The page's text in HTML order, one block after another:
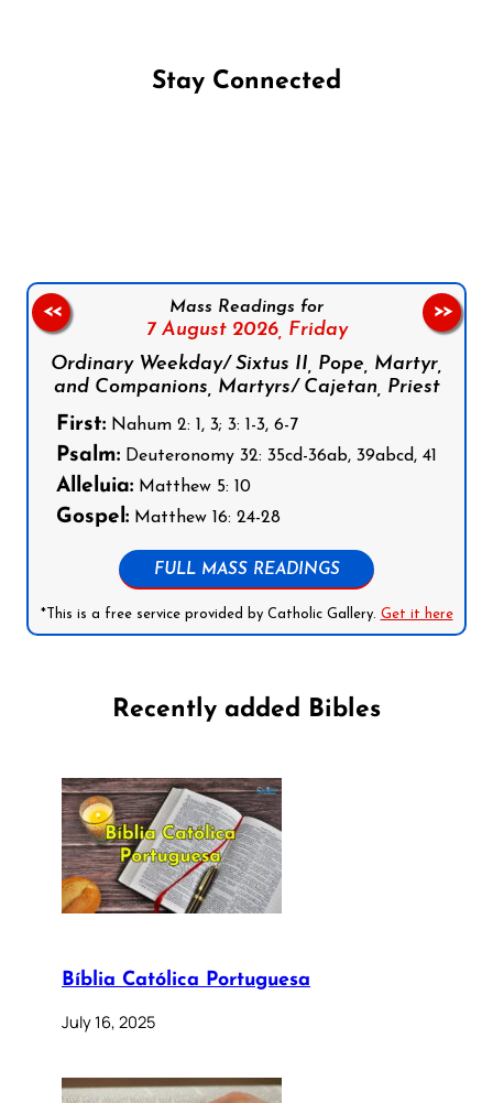
Stay Connected
Mass Readings for
7 August 2026, Friday
Ordinary Weekday/ Sixtus II, Pope, Martyr,
and Companions, Martyrs/ Cajetan, Priest
First: Nahum 2: 1, 3; 3: 1-3, 6-7
Psalm: Deuteronomy 32: 35cd-36ab, 39abcd, 41
Alleluia: Matthew 5: 10
Gospel: Matthew 16: 24-28
FULL MASS READINGS
*This is a free service provided by Catholic Gallery. Get it here
<< >>
Recently added Bibles
Bíblia Católica Portuguesa
July 16, 2025